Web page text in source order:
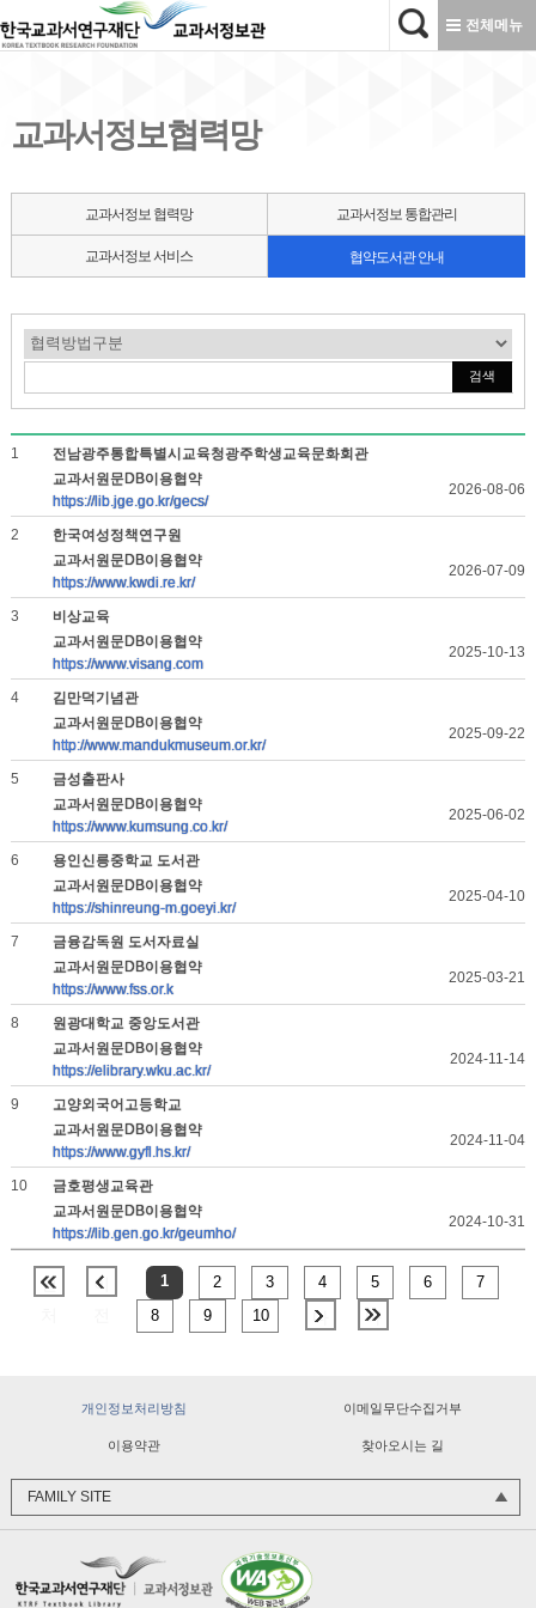
본문으로 바로가기
전체메뉴
교과서정보협력망
교과서정보 협력망 교과서정보 통합관리
교과서정보 서비스 협약도서관 안내
검색
1
전남광주통합특별시교육청광주학생교육문화회관
교과서원문DB이용협약
2026-08-06
https://lib.jge.go.kr/gecs/
2
한국여성정책연구원
교과서원문DB이용협약
2026-07-09
https://www.kwdi.re.kr/
3
비상교육
교과서원문DB이용협약
2025-10-13
https://www.visang.com
4
김만덕기념관
교과서원문DB이용협약
2025-09-22
http://www.mandukmuseum.or.kr/
5
금성출판사
교과서원문DB이용협약
2025-06-02
https://www.kumsung.co.kr/
6
용인신릉중학교 도서관
교과서원문DB이용협약
2025-04-10
https://shinreung-m.goeyi.kr/
7
금융감독원 도서자료실
교과서원문DB이용협약
2025-03-21
https://www.fss.or.k
8
원광대학교 중앙도서관
교과서원문DB이용협약
2024-11-14
https://elibrary.wku.ac.kr/
9
고양외국어고등학교
교과서원문DB이용협약
2024-11-04
https://www.gyfl.hs.kr/
10
금호평생교육관
교과서원문DB이용협약
2024-10-31
https://lib.gen.go.kr/geumho/
맨
이
지
1 2 3 4 5 6
7
8
9 10
다
마
페
이
개인정보처리방침 이메일무단수집거부
이용약관 찾아오시는 길
FAMILY SITE